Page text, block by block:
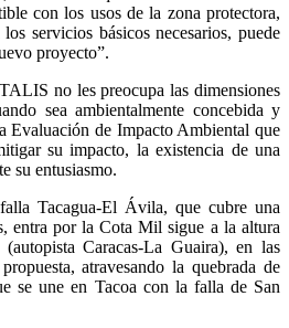
con los usos de la zona protectora,
servicios básicos necesarios, puede
proyecto”.
no les preocupa las dimensiones
sea ambientalmente concebida y
Evaluación de Impacto Ambiental que
su impacto, la existencia de una
su entusiasmo.
Tacagua-El Ávila, que cubre una
entra por la Cota Mil sigue a la altura
Caracas-La Guaira), en las
atravesando la quebrada de
se une en Tacoa con la falla de San